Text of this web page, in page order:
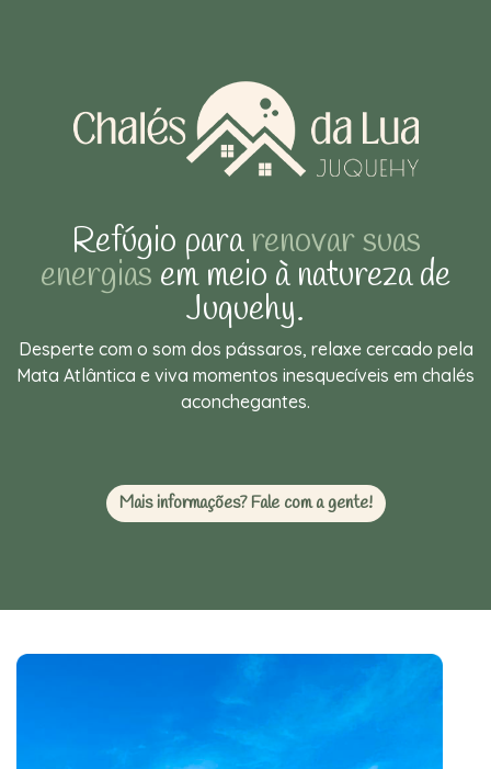
Refúgio pararenovar suas
energias em meio à natureza de
Juquehy.
Desperte com o som dos pássaros, relaxe cercado pela
Mata Atlântica e viva momentos inesquecíveis em chalés
aconchegantes.
Mais informações? Fale com a gente!